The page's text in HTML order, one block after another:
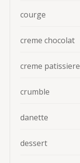
courge
creme chocolat
creme patissiere
crumble
danette
dessert